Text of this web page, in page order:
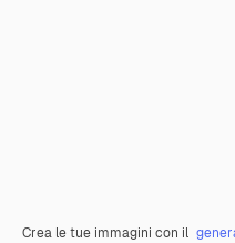
Crea le tue immagini con il